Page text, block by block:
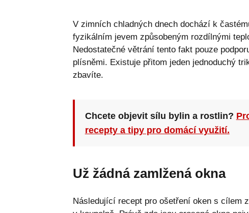
V zimních chladných dnech dochází k
fyzikálním jevem způsobeným rozdílnými
Nedostatečné větrání tento fakt pouze
plísněmi. Existuje přitom jeden jednoduchý
zbavíte.
Chcete objevit sílu bylin a rostlin?
recepty a tipy pro domácí využití.
Už žádná zamlžená okna
Následující recept pro ošetření oken s cílem